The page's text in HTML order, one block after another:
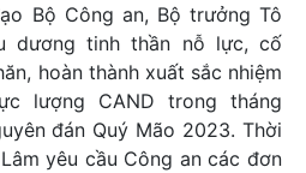
Bộ Công an, Bộ trưởng Tô
dương tinh thần nỗ lực, cố
hoàn thành xuất sắc nhiệm
lượng CAND trong tháng
đán Quý Mão 2023. Thời
yêu cầu Công an các đơn